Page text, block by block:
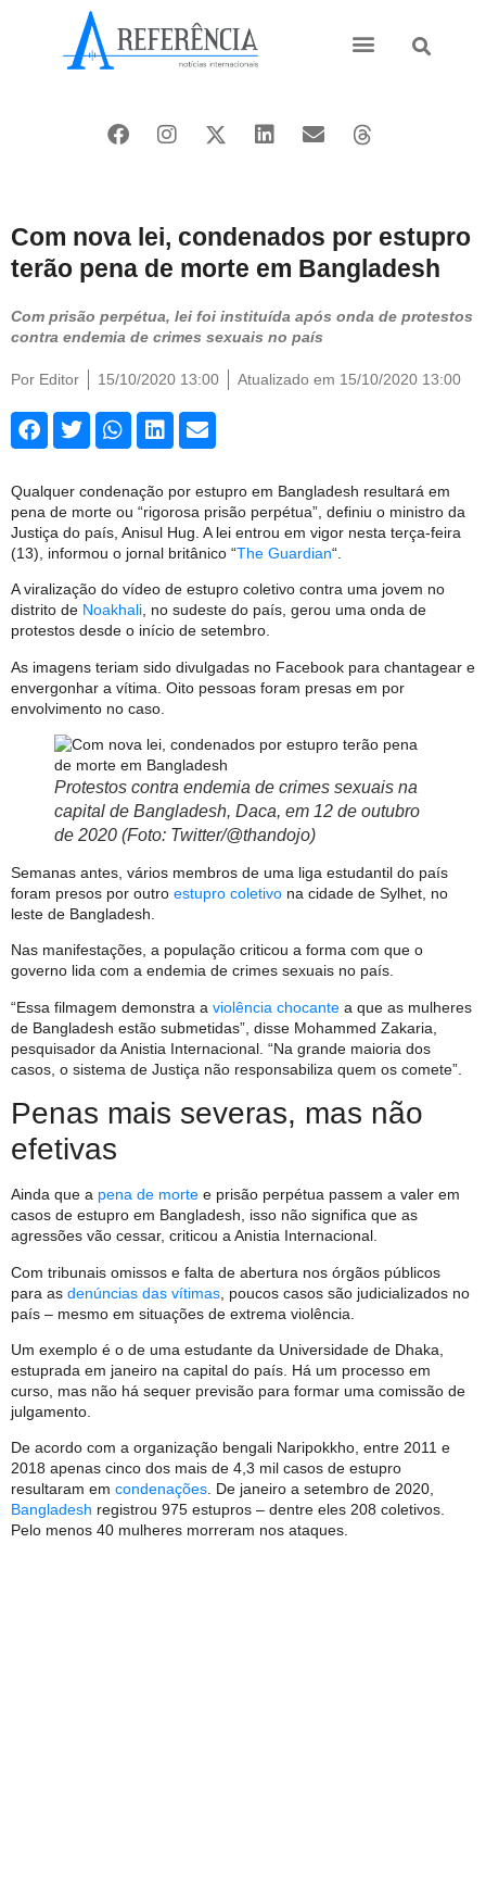
Com nova lei, condenados por estupro
terão pena de morte em Bangladesh
Com prisão perpétua, lei foi instituída após onda de protestos
contra endemia de crimes sexuais no país
Por Editor 15/10/2020 13:00 Atualizado em 15/10/2020 13:00
Qualquer condenação por estupro em Bangladesh resultará em
pena de morte ou “rigorosa prisão perpétua”, definiu o ministro da
Justiça do país, Anisul Hug. A lei entrou em vigor nesta terça-feira
(13), informou o jornal britânico “The Guardian“.
A viralização do vídeo de estupro coletivo contra uma jovem no
distrito de Noakhali, no sudeste do país, gerou uma onda de
protestos desde o início de setembro.
As imagens teriam sido divulgadas no Facebook para chantagear e
envergonhar a vítima. Oito pessoas foram presas em por
envolvimento no caso.
Protestos contra endemia de crimes sexuais na
capital de Bangladesh, Daca, em 12 de outubro
de 2020 (Foto: Twitter/@thandojo)
Semanas antes, vários membros de uma liga estudantil do país
foram presos por outro estupro coletivo na cidade de Sylhet, no
leste de Bangladesh.
Nas manifestações, a população criticou a forma com que o
governo lida com a endemia de crimes sexuais no país.
“Essa filmagem demonstra a violência chocante a que as mulheres
de Bangladesh estão submetidas”, disse Mohammed Zakaria,
pesquisador da Anistia Internacional. “Na grande maioria dos
casos, o sistema de Justiça não responsabiliza quem os comete”.
Penas mais severas, mas não
efetivas
Ainda que a pena de morte e prisão perpétua passem a valer em
casos de estupro em Bangladesh, isso não significa que as
agressões vão cessar, criticou a Anistia Internacional.
Com tribunais omissos e falta de abertura nos órgãos públicos
para as denúncias das vítimas , poucos casos são judicializados no
país – mesmo em situações de extrema violência.
Um exemplo é o de uma estudante da Universidade de Dhaka,
estuprada em janeiro na capital do país. Há um processo em
curso, mas não há sequer previsão para formar uma comissão de
julgamento.
De acordo com a organização bengali Naripokkho, entre 2011 e
2018 apenas cinco dos mais de 4,3 mil casos de estupro
resultaram em condenações. De janeiro a setembro de 2020,
Bangladesh registrou 975 estupros – dentre eles 208 coletivos.
Pelo menos 40 mulheres morreram nos ataques.